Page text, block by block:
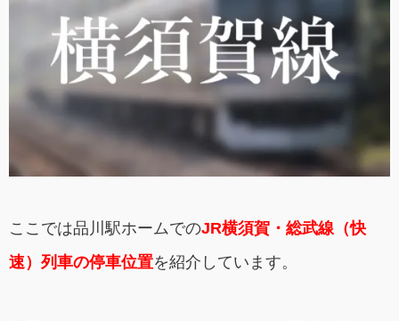
ここでは品川駅ホームでのJR横須賀・総武線（快
速）列車の停車位置を紹介しています。